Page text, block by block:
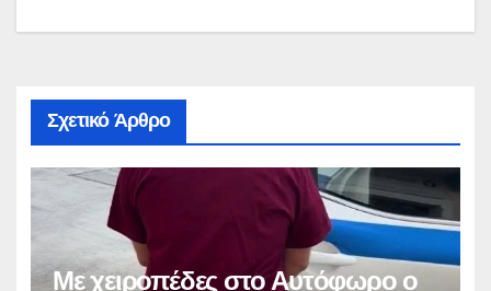
Σχετικό Άρθρο
Με χειροπέδες στο Αυτόφωρο ο